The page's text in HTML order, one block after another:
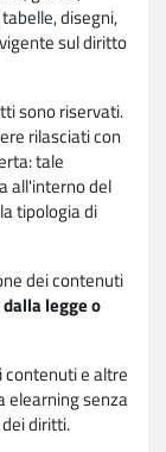
disegni,
sul diritto
sono riservati.
rilasciati con
tale
all'interno del
tipologia di
dei contenuti
legge o
contenuti e altre
elearning senza
diritti.